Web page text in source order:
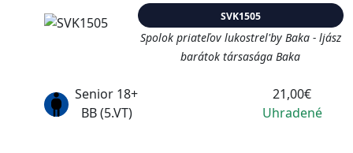
SVK1505
Spolok priateľov lukostrel'by Baka - ljász
barátok társasága Baka
Senior 18+
BB (5.VT)
21,00€
Uhradené